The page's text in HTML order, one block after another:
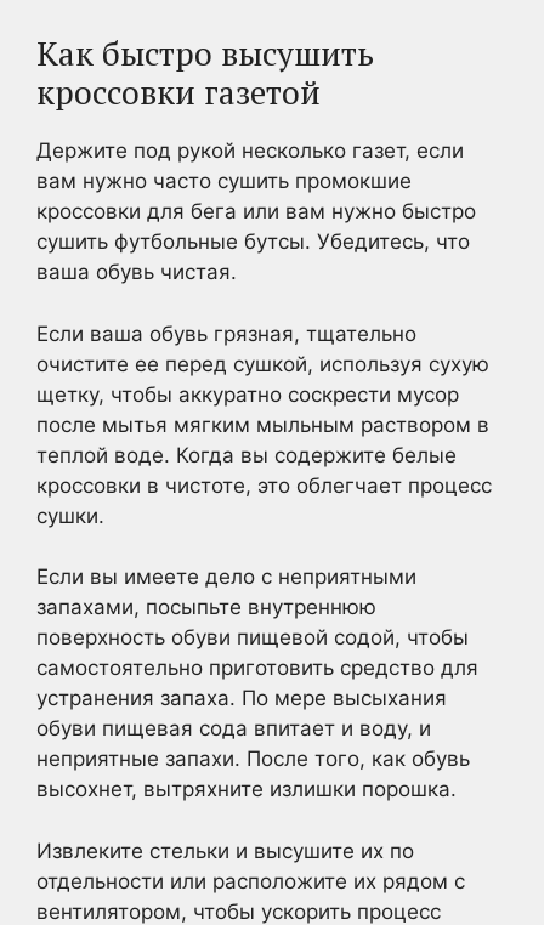
Как быстро высушить
кроссовки газетой
Держите под рукой несколько газет, если
вам нужно часто сушить промокшие
кроссовки для бега или вам нужно быстро
сушить футбольные бутсы. Убедитесь, что
ваша обувь чистая.
Если ваша обувь грязная, тщательно
очистите ее перед сушкой, используя сухую
щетку, чтобы аккуратно соскрести мусор
после мытья мягким мыльным раствором в
теплой воде. Когда вы содержите белые
кроссовки в чистоте, это облегчает процесс
сушки.
Если вы имеете дело с неприятными
запахами, посыпьте внутреннюю
поверхность обуви пищевой содой, чтобы
самостоятельно приготовить средство для
устранения запаха. По мере высыхания
обуви пищевая сода впитает и воду, и
неприятные запахи. После того, как обувь
высохнет, вытряхните излишки порошка.
Извлеките стельки и высушите их по
отдельности или расположите их рядом с
вентилятором, чтобы ускорить процесс